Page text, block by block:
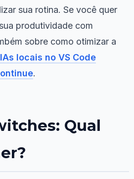
sua rotina. Se você quer
produtividade com
sobre como otimizar a
locais no VS Code
.
Qual